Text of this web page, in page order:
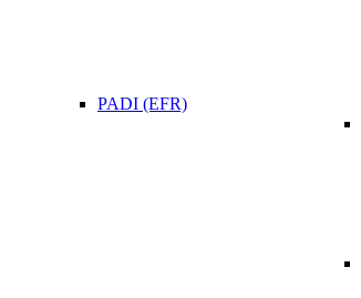
PADI (EFR)